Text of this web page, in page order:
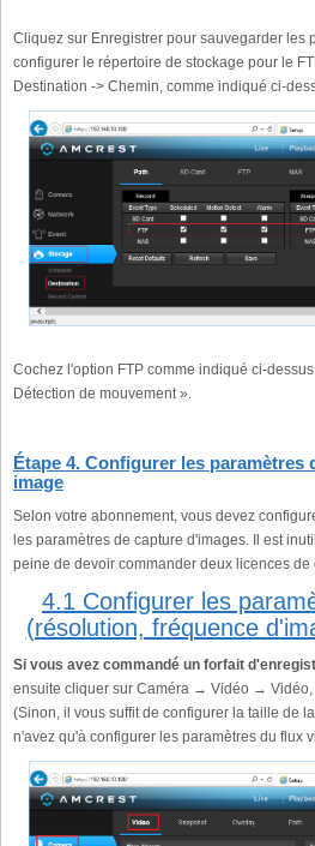
Cliquez sur Enregistrer pour sauvegarder les
configurer le répertoire de stockage pour le
Destination -> Chemin, comme indiqué ci-
Cochez l'option FTP comme indiqué ci-
Détection de mouvement ».
Étape 4. Configurer les paramètres
image
Selon votre abonnement, vous devez
les paramètres de capture d'images. Il est
peine de devoir commander deux licences de
4.1 Configurer les
(résolution, fréquence
Si vous avez commandé un forfait
ensuite cliquer sur Caméra → Vidéo → Vidéo,
(Sinon, il vous suffit de configurer la taille de
n'avez qu'à configurer les paramètres du flux